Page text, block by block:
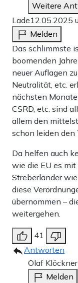
Weitere
Lade12.05.2025
Melden
Das schlimmste
boomenden
neuer Auflagen
Neutralität, etc.
nächsten
CSRD, etc. sind
allem den
schon leiden den
Da helfen auch
wie die EU es
Streberländer
diese
übernommen –
weitergehen.
41
Antworten
Olaf Klöckner
Melden